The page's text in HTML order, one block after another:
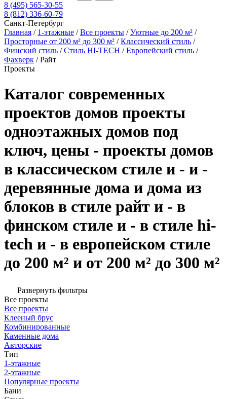
8 (495) 565-30-55
8 (812) 336-60-79
Санкт-Петербург
Главная / 1-этажные /Все проекты /Уютные до 200 м² /
Просторные от 200 м² до 300 м² /Классический стиль /
Финский стиль /Стиль HI-TECH /Европейский стиль /
Фахверк /Райт
Проекты
Каталог современных
проектов домов проекты
одноэтажных домов под
ключ, цены - проекты домов
в классическом стиле и - и -
деревянные дома и дома из
блоков в стиле райт и - в
финском стиле и - в стиле hi-
tech и - в европейском стиле
до 200 м² и от 200 м² до 300 м²
Развернуть фильтры
Все проекты
Все проекты
Клееный брус
Комбинированные
Каменные дома
Авторские
Тип
1-этажные
2-этажные
Популярные проекты
Бани